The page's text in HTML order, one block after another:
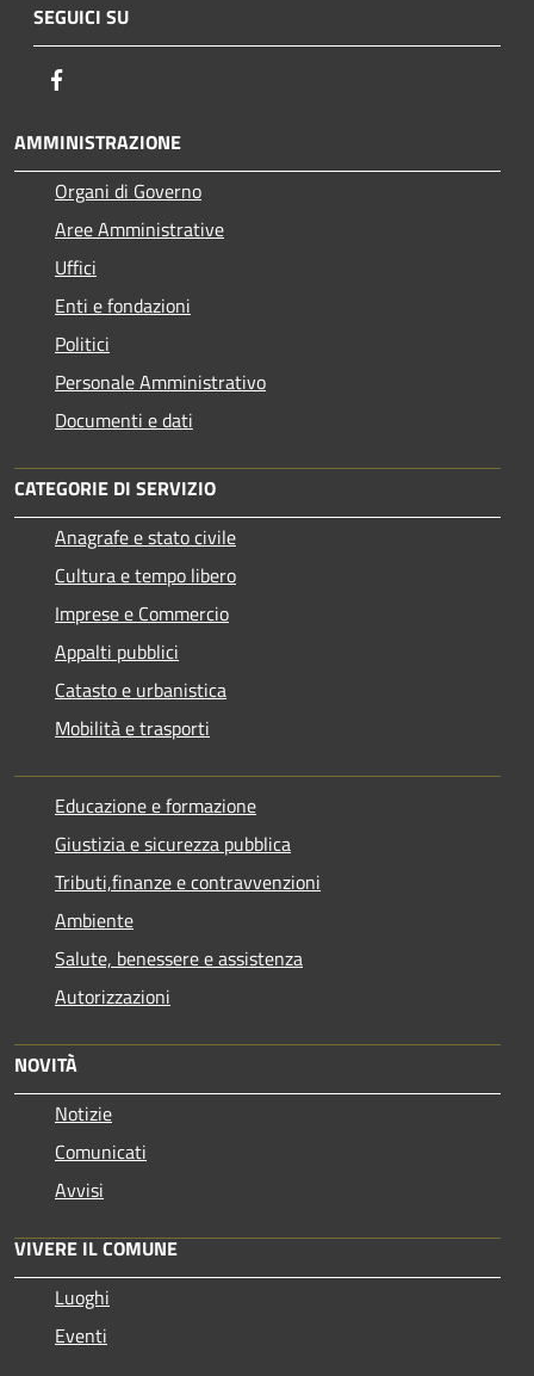
SEGUICI SU
AMMINISTRAZIONE
Organi di Governo
Aree Amministrative
Uffici
Enti e fondazioni
Politici
Personale Amministrativo
Documenti e dati
CATEGORIE DI SERVIZIO
Anagrafe e stato civile
Cultura e tempo libero
Imprese e Commercio
Appalti pubblici
Catasto e urbanistica
Mobilità e trasporti
Educazione e formazione
Giustizia e sicurezza pubblica
Tributi,finanze e contravvenzioni
Ambiente
Salute, benessere e assistenza
Autorizzazioni
NOVITÀ
Notizie
Comunicati
Avvisi
VIVERE IL COMUNE
Luoghi
Eventi